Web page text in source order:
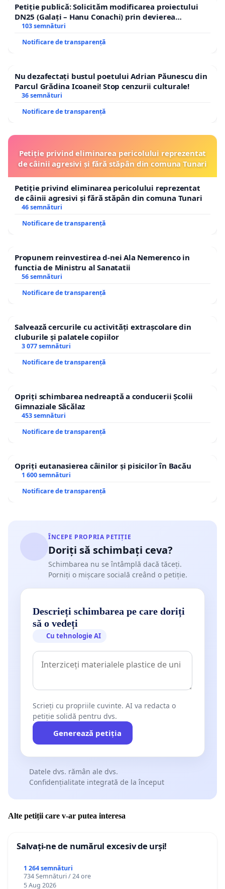
Petiție publică: Solicităm modificarea proiectului
DN25 (Galați – Hanu Conachi) prin devierea
traseului în afara localităților!
103 semnături
Notificare de transparență
Nu dezafectați bustul poetului Adrian Păunescu din
Parcul Grădina Icoanei! Stop cenzurii culturale!
36 semnături
Notificare de transparență
Petiție privind eliminarea pericolului reprezentat
de câinii agresivi și fără stăpân din comuna Tunari
Petiție privind eliminarea pericolului reprezentat
de câinii agresivi și fără stăpân din comuna Tunari
46 semnături
Notificare de transparență
Propunem reinvestirea d-nei Ala Nemerenco in
functia de Ministru al Sanatatii
56 semnături
Notificare de transparență
Salvează cercurile cu activități extrașcolare din
cluburile și palatele copiilor
3 077 semnături
Notificare de transparență
Opriți schimbarea nedreaptă a conducerii Școlii
Gimnaziale Săcălaz
453 semnături
Notificare de transparență
Opriți eutanasierea câinilor și pisicilor în Bacău
1 600 semnături
Notificare de transparență
ÎNCEPE PROPRIA PETIȚIE
Doriți să schimbați ceva?
Schimbarea nu se întâmplă dacă tăceți.
Porniți o mișcare socială creând o petiție.
Descrieți schimbarea pe care doriți
să o vedeți
Cu tehnologie AI
Scrieți cu propriile cuvinte. AI va redacta o
petiție solidă pentru dvs.
Generează petiția
Datele dvs. rămân ale dvs.
Confidențialitate integrată de la început
Alte petiții care v-ar putea interesa
Salvați-ne de numărul excesiv de urși!
1 264 semnături
734 Semnături / 24 ore
5 Aug 2026